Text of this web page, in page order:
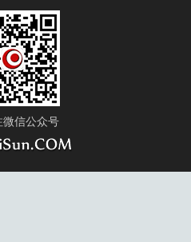
微信公众号